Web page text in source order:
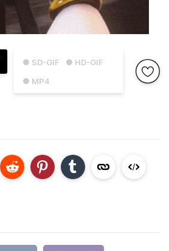
● SD-GIF
● HD-GIF
● MP4